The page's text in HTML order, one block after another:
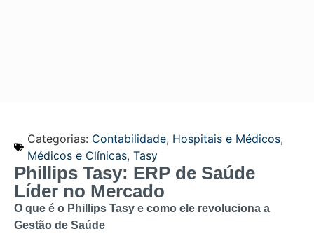
Categorias: Contabilidade, Hospitais e Médicos,
Médicos e Clínicas, Tasy
Phillips Tasy: ERP de Saúde
Líder no Mercado
O que é o Phillips Tasy e como ele revoluciona a
Gestão de Saúde